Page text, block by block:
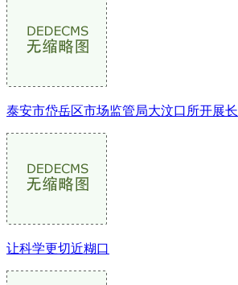
泰安市岱岳区市场监管局大汶口所开展长
让科学更切近糊口